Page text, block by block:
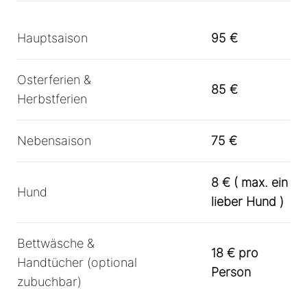
+
Hauptsaison 95 €
Osterferien &
Herbstferien
85 €
Nebensaison 75 €
Hund
8 € ( max. ein
lieber Hund )
Bettwäsche &
Handtücher (optional
zubuchbar)
18 € pro
Person